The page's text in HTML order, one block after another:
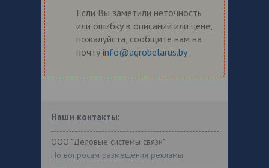
Если Вы заметили неточность
или ошибку в описании или цене,
пожалуйста, сообщите нам на
почту info@agrobelarus.by .
Наши контакты:
ООО "Деловые системы связи"
По вопросам размещения рекламы